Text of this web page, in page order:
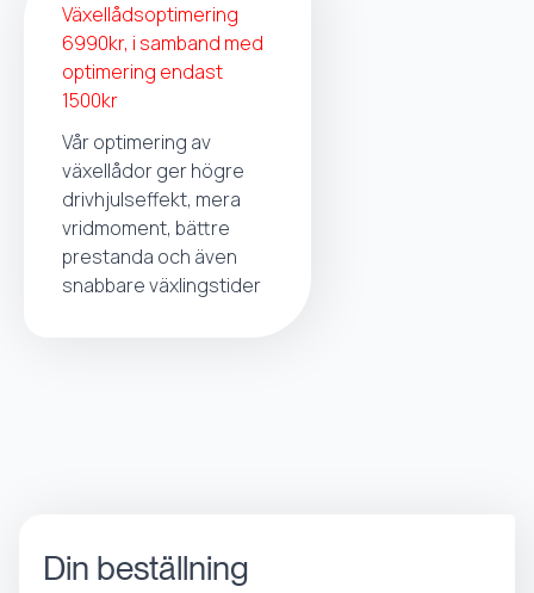
Växellådsoptimering
6990kr, i samband med
optimering endast
1500kr
Vår optimering av
växellådor ger högre
drivhjulseffekt, mera
vridmoment, bättre
prestanda och även
snabbare växlingstider
Din beställning